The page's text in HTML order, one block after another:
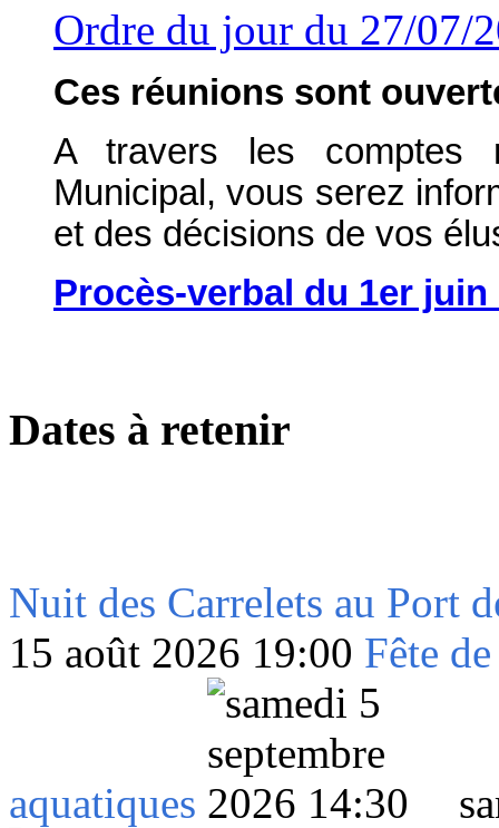
Ordre du jour du 27/07/
Ces réunions sont
A travers les comptes
Municipal, vous serez
et des décisions de vos
Procès-verbal du 1er juin
Dates à retenir
Nuit des Carrelets au Port
15 août 2026 19:00 Fête
aquatiques